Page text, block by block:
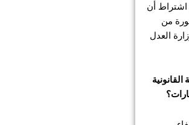
اشتراط أن
من
العدل